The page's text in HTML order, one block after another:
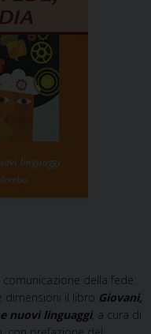
comunicazione della fede:
dimensioni il libro Giovani,
nuovi linguaggi, a cura di